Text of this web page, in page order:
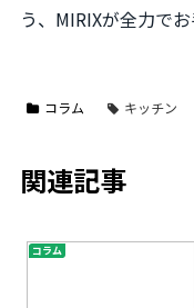
う、MIRIXが全力で
コラム キッチン
関連記事
コラム